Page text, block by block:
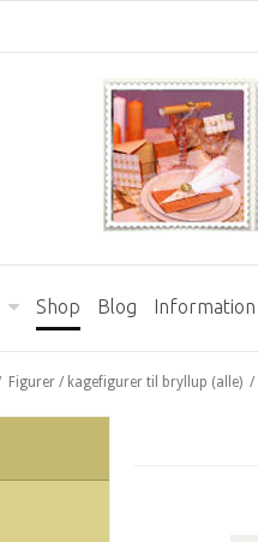
Shop Blog Information
Figurer / kagefigurer til bryllup (alle) /